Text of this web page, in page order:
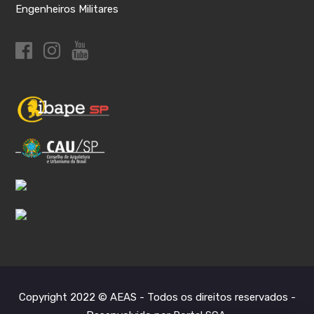
Engenheiros Militares
Copyright 2022 © AEAS - Todos os direitos reservados -